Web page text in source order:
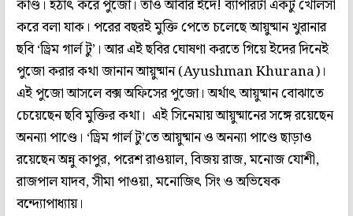
কাণ্ড। হঠাৎ করে পুজো। তাও আবার ইদে! ব্যাপারটা একটু খোলসা
করে বলা যাক। পরের বছরই মুক্তি পেতে চলেছে আয়ুষ্মান খুরানার
ছবি ‘ড্রিম গার্ল টু’। আর এই ছবির ঘোষণা করতে গিয়ে ইদের দিনেই
পুজো করার কথা জানান আয়ুষ্মান (Ayushman Khurana)।
এই পুজো আসলে বক্স অফিসের পুজো। অর্থাৎ আয়ুষ্মান বোঝাতে
চেয়েছেন ছবি মুক্তির কথা। এই সিনেমায় আয়ুষ্মানের সঙ্গে রয়েছেন
অনন্যা পাণ্ডে। ‘ড্রিম গার্ল টু’তে আয়ুষ্মান ও অনন্যা পাণ্ডে ছাড়াও
রয়েছেন অন্নু কাপুর, পরেশ রাওয়াল, বিজয় রাজ, মনোজ যোশী,
রাজপাল যাদব, সীমা পাওয়া, মনোজিৎ সিং ও অভিষেক
বন্দ্যোপাধ্যায়।